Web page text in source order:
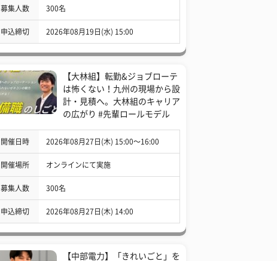
募集人数 300名
申込締切 2026年08月19日(水) 15:00
【大林組】転勤&ジョブローテ
は怖くない！九州の現場から設
計・見積へ。大林組のキャリア
の広がり #先輩ロールモデル
開催日時 2026年08月27日(木) 15:00〜16:00
開催場所 オンラインにて実施
募集人数 300名
申込締切 2026年08月27日(木) 14:00
【中部電力】「きれいごと」を